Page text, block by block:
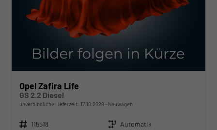
Opel Zafira Life
GS 2.2 Diesel
unverbindliche Lieferzeit: 17.10.2026 Neuwagen
Fahrzeugnr. 115518 Getriebe Automatik